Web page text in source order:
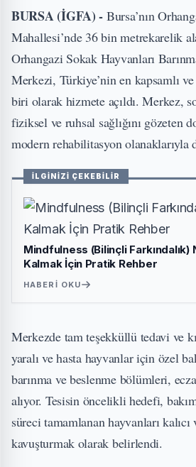
BURSA (İGFA) - Bursa’nın
Mahallesi’nde 36 bin metrekarelik
Orhangazi Sokak Hayvanları
Merkezi, Türkiye’nin en kapsamlı
biri olarak hizmete açıldı. Merkez,
fiziksel ve ruhsal sağlığını gözeten
modern rehabilitasyon olanaklarıyla
İLGİNİZİ ÇEKEBİLİR
Mindfulness (Bilinçli Farkındalık)
Kalmak İçin Pratik Rehber
HABERI OKU
Merkezde tam teşekküllü tedavi ve
yaralı ve hasta hayvanlar için özel
barınma ve beslenme bölümleri,
alıyor. Tesisin öncelikli hedefi,
süreci tamamlanan hayvanları kalıcı
kavuşturmak olarak belirlendi.